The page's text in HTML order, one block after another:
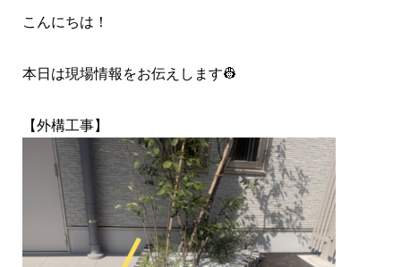
こんにちは！
本日は現場情報をお伝えします👷
【外構工事】